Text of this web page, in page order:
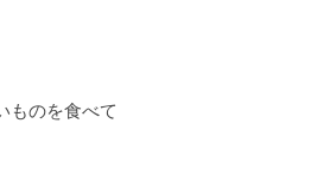
ものを食べて